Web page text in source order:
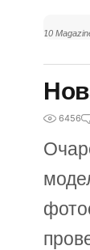
10
6456